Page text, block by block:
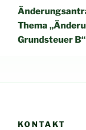
Beitrag
Thema
Grundsteuer B“
KONTAKT